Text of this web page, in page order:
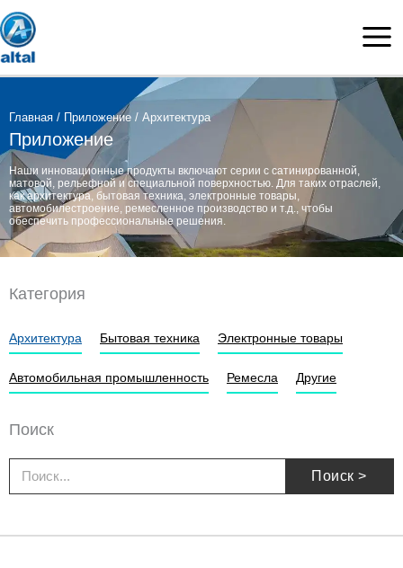
Skip
to
content
Главная / Приложение / Архитектура
Приложение
Наши инновационные продукты включают серии с сатинированной,
матовой, рельефной и специальной поверхностью. Для таких отраслей,
как архитектура, бытовая техника, электронные товары,
автомобилестроение, ремесленное производство и т.д., чтобы
обеспечить профессиональные решения.
Категория
Архитектура Бытовая техника Электронные товары
Автомобильная промышленность Ремесла Другие
Поиск
Поиск Поиск >